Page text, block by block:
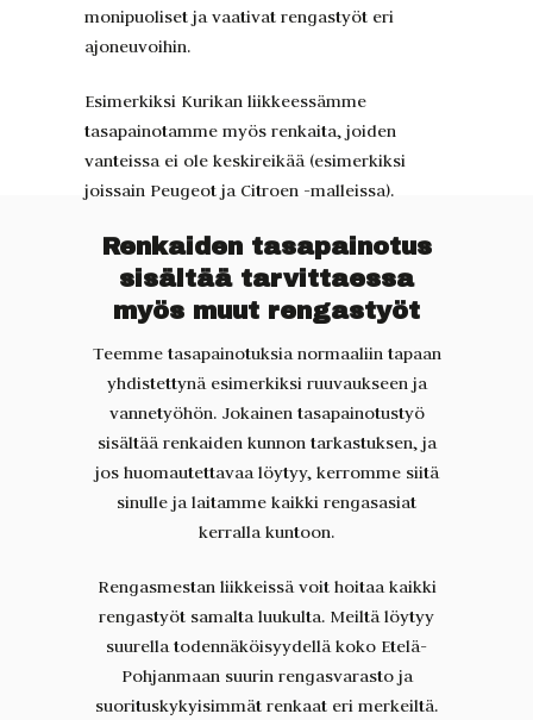
monipuoliset ja vaativat rengastyöt eri
ajoneuvoihin.
Esimerkiksi Kurikan liikkeessämme
tasapainotamme myös renkaita, joiden
vanteissa ei ole keskireikää (esimerkiksi
joissain Peugeot ja Citroen -malleissa).
Renkaiden tasapainotus
sisältää tarvittaessa
myös muut rengastyöt
Teemme tasapainotuksia normaaliin tapaan
yhdistettynä esimerkiksi ruuvaukseen ja
vannetyöhön. Jokainen tasapainotustyö
sisältää renkaiden kunnon tarkastuksen, ja
jos huomautettavaa löytyy, kerromme siitä
sinulle ja laitamme kaikki rengasasiat
kerralla kuntoon.
Rengasmestan liikkeissä voit hoitaa kaikki
rengastyöt samalta luukulta. Meiltä löytyy
suurella todennäköisyydellä koko Etelä-
Pohjanmaan suurin rengasvarasto ja
suorituskykyisimmät renkaat eri merkeiltä.